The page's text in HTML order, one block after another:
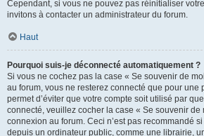
Cependant, si vous ne pouvez pas réinitialiser
invitons à contacter un administrateur du forum.
Haut
Pourquoi suis-je déconnecté automatiquement ?
Si vous ne cochez pas la case « Se souvenir de
au forum, vous ne resterez connecté que pour une
permet d’éviter que votre compte soit utilisé par
connecté, veuillez cocher la case « Se souvenir de
connexion au forum. Ceci n’est pas recommandé
depuis un ordinateur public, comme une librairie,